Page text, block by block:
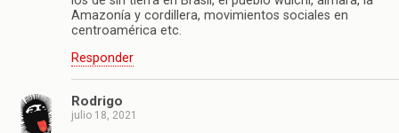
Amazonía y cordillera, movimientos sociales en
centroamérica etc.
Responder
Rodrigo
julio 18, 2021